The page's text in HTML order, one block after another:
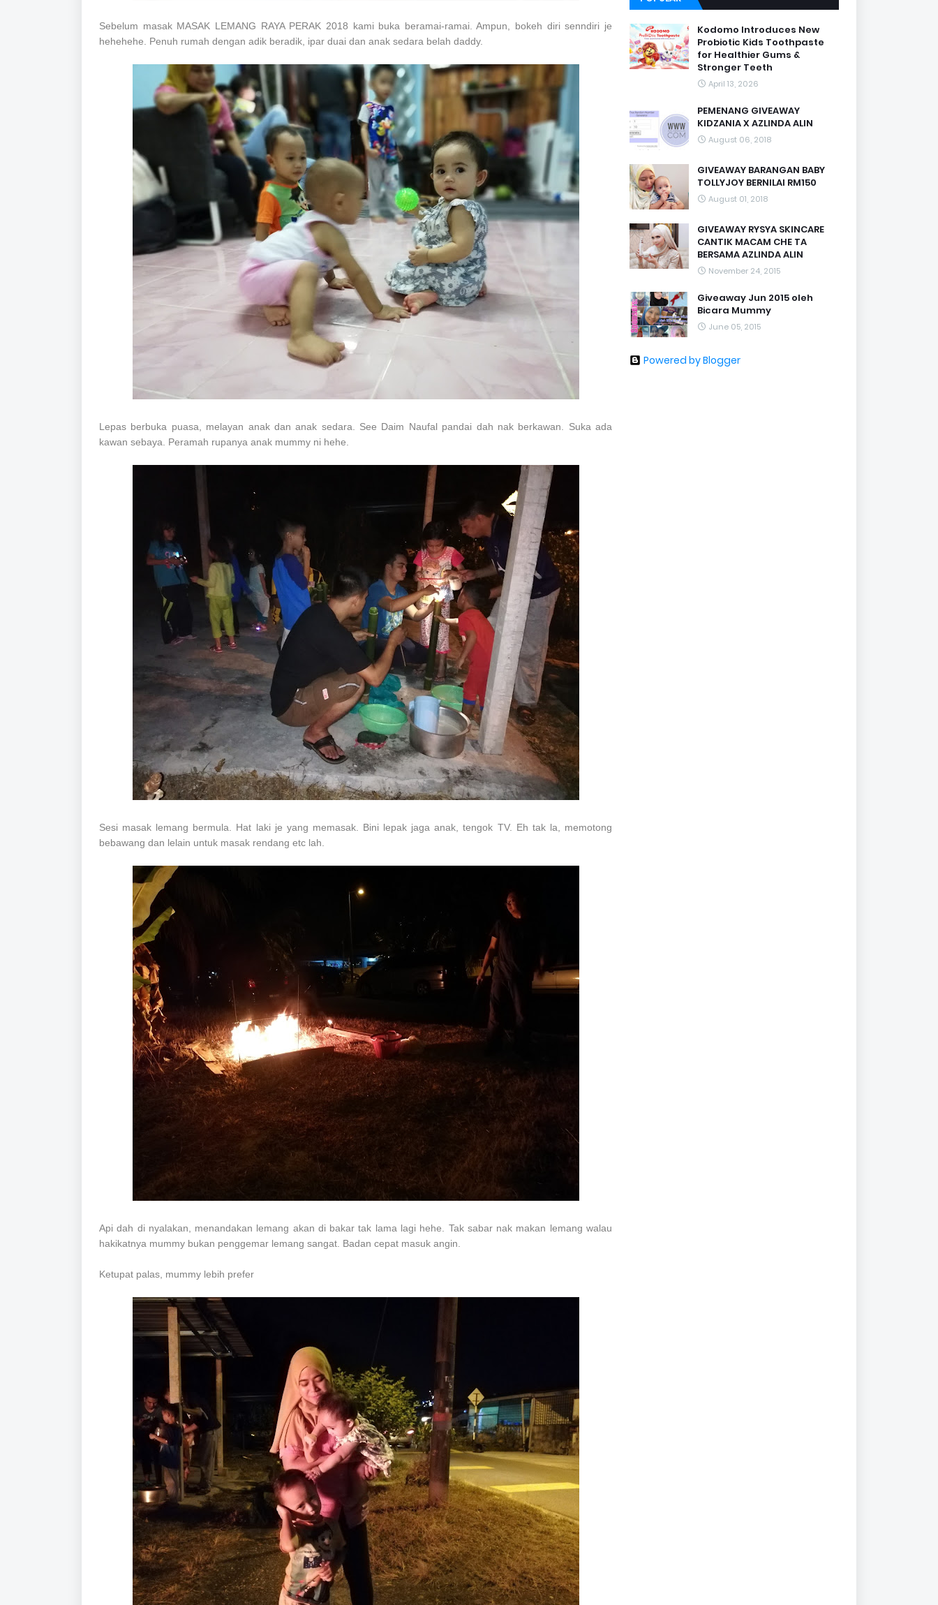
Sebelum masak MASAK LEMANG RAYA PERAK 2018 kami buka beramai-ramai. Ampun, bokeh diri senndiri je
hehehehe. Penuh rumah dengan adik beradik, ipar duai dan anak sedara belah daddy.
Lepas berbuka puasa, melayan anak dan anak sedara. See Daim Naufal pandai dah nak berkawan. Suka ada
kawan sebaya. Peramah rupanya anak mummy ni hehe.
Sesi masak lemang bermula. Hat laki je yang memasak. Bini lepak jaga anak, tengok TV. Eh tak la, memotong
bebawang dan lelain untuk masak rendang etc lah.
Api dah di nyalakan, menandakan lemang akan di bakar tak lama lagi hehe. Tak sabar nak makan lemang walau
hakikatnya mummy bukan penggemar lemang sangat. Badan cepat masuk angin.
Ketupat palas, mummy lebih prefer
Kodomo Introduces New
Probiotic Kids Toothpaste
for Healthier Gums &
Stronger Teeth
April 13, 2026
PEMENANG GIVEAWAY
KIDZANIA X AZLINDA ALIN
August 06, 2018
GIVEAWAY BARANGAN BABY
TOLLYJOY BERNILAI RM150
August 01, 2018
GIVEAWAY RYSYA SKINCARE
CANTIK MACAM CHE TA
BERSAMA AZLINDA ALIN
November 24, 2015
Giveaway Jun 2015 oleh
Bicara Mummy
June 05, 2015
Powered by Blogger